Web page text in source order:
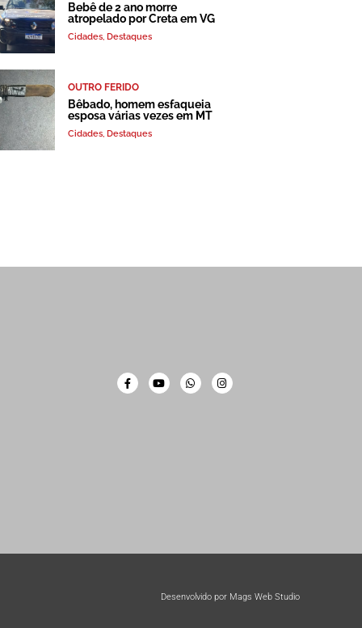
Bebê de 2 ano morre
atropelado por Creta em VG
Cidades, Destaques
OUTRO FERIDO
Bêbado, homem esfaqueia
esposa várias vezes em MT
Cidades, Destaques
Desenvolvido por Mags Web Studio